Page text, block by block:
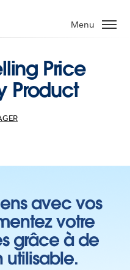
Menu
Price
Product
avec vos
votre
grâce à de
utilisable.